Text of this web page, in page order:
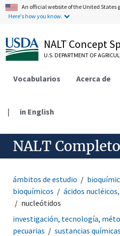
An official website of the United States
Here's how you know.
NALT Concept
U.S. DEPARTMENT OF
Vocabularios Acerca de
| in English
NALT Completo
ámbitos de estudio
bioquímicos
ácidos
nucleótidos
investigación, tecnología,
pecuarias
sustancias químicas